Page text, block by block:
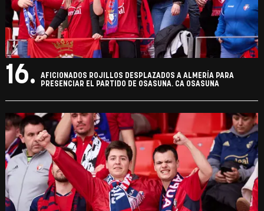
16.
AFICIONADOS ROJILLOS DESPLAZADOS A ALMERÍA PARA
PRESENCIAR EL PARTIDO DE OSASUNA. CA OSASUNA